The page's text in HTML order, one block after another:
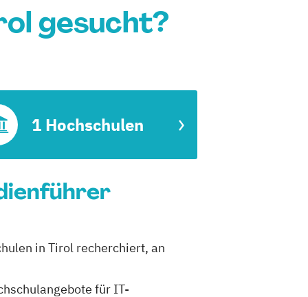
gesucht?
1 Hochschulen
in Tirol recherchiert, an
für IT-